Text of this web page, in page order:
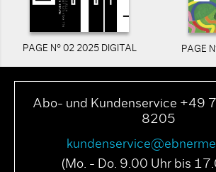
PAGE N° 02 2025 DIGITAL PAGE
Abo- und Kundenservice +49
8205
(Mo. - Do. 9.00 Uhr bis